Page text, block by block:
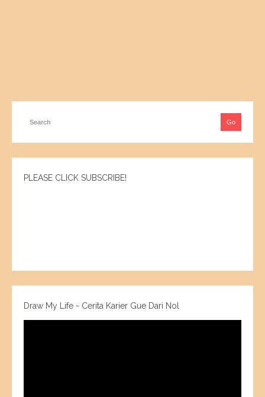
PLEASE CLICK SUBSCRIBE!
Draw My Life - Cerita Karier Gue Dari Nol